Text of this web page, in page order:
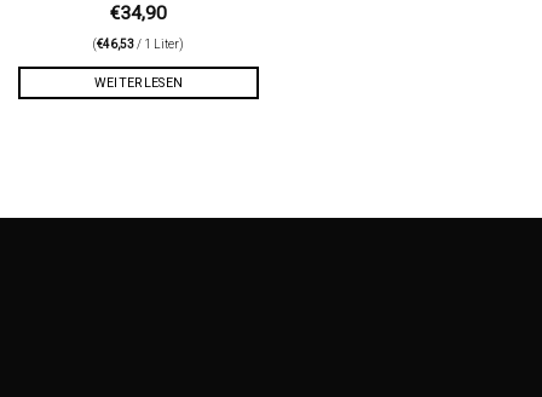
€34,90
(€46,53/ 1 Liter)
WEITERLESEN